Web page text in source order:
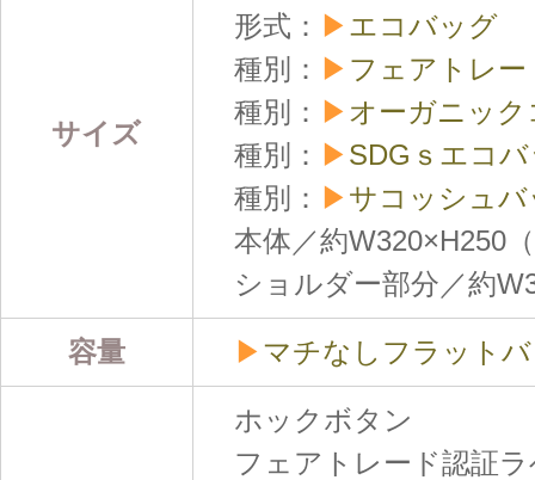
サイズ
形式： ▶エコバッグ
種別： ▶ フェアトレ
種別： ▶オーガニッ
種別： ▶SDGｓエコ
種別： ▶サコッシュバ
本体／約W320×H250
ショルダー部分／約
容量 ▶マチなしフラット
ホックボタン
フェアトレード認証